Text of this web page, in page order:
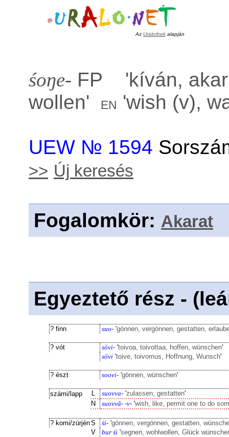
Az Uralothek alapján
śoŋe- FP 'kíván, akar
wollen' en 'wish (v),
UEW № 1594
>> Új keresés
Fogalomkör: Akarat
Egyeztető rész -
? finn suo- 'gönnen, vergönnen, gestatten,
? vót sōvi- 'toivoa, toivottaa, hoffen, wünschen'
sōvi 'toive, toivomus, Hoffnung, Wunsch'
? észt soovi- 'gönnen, wünschen'
számi/lapp L suovva- 'zulassen, gestatten'
N
suovvâ- -v- 'wish, like, permit one to do
? komi/zürjénS śi- 'gönnen, vergönnen, gestatten,
V
bur śi 'segnen, wohlwollen, Glück